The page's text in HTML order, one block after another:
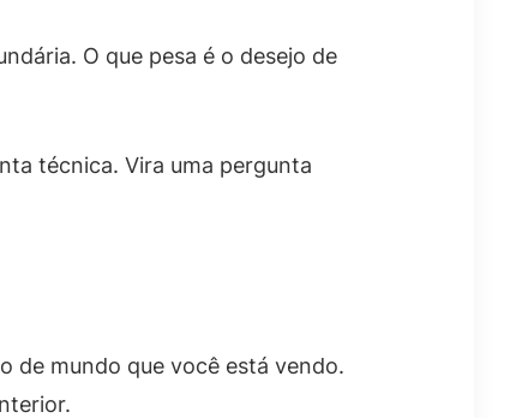
O que pesa é o desejo de
técnica. Vira uma pergunta
de mundo que você está vendo.